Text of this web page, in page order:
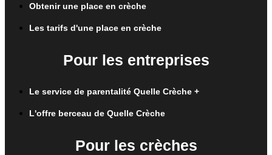
Obtenir une place en crèche
Les tarifs d'une place en crèche
Pour les entreprises
Le service de parentalité Quelle Crèche +
L'offre berceau de Quelle Crèche
Pour les crèches